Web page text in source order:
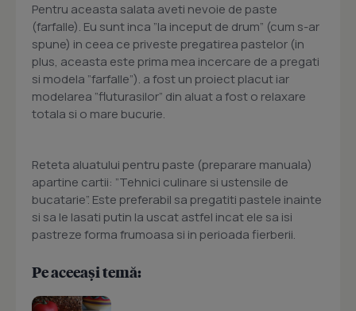
Pentru aceasta salata aveti nevoie de paste
(farfalle). Eu sunt inca ”la inceput de drum” (cum s-ar
spune) in ceea ce priveste pregatirea pastelor (in
plus, aceasta este prima mea incercare de a pregati
si modela ”farfalle”). a fost un proiect placut iar
modelarea ”fluturasilor” din aluat a fost o relaxare
totala si o mare bucurie.
Reteta aluatului pentru paste (preparare manuala)
apartine cartii: ”Tehnici culinare si ustensile de
bucatarie”. Este preferabil sa pregatiti pastele inainte
si sa le lasati putin la uscat astfel incat ele sa isi
pastreze forma frumoasa si in perioada fierberii.
Pe aceeași temă: